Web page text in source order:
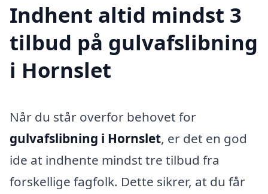
Indhent altid mindst 3
tilbud på gulvafslibning
i Hornslet
Når du står overfor behovet for
gulvafslibning i Hornslet, er det en god
ide at indhente mindst tre tilbud fra
forskellige fagfolk. Dette sikrer, at du får